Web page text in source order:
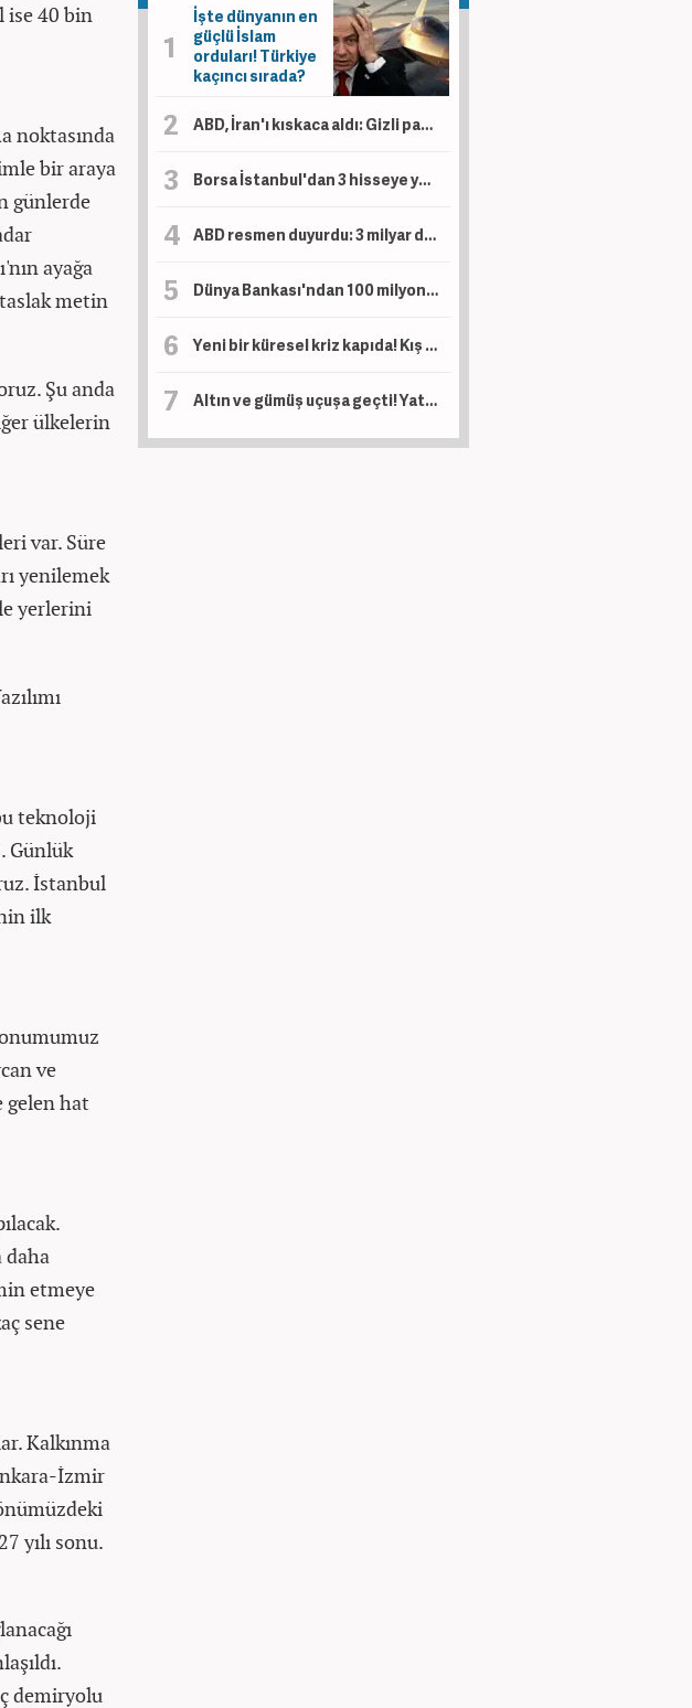
ise 40 bin
noktasında
bir araya
günlerde
ayağa
taslak metin
Şu anda
ülkelerin
var. Süre
yenilemek
yerlerini
teknoloji
Günlük
İstanbul
ilk
ve
gelen hat
daha
etmeye
sene
Kalkınma
İzmir
yılı sonu.
demiryolu
İşte dünyanın en
güçlü İslam
orduları! Türkiye
kaçıncı sırada?
ABD, İran'ı kıskaca aldı: Gizli para ağı deşifre oldu!
Borsa İstanbul'dan 3 hisseye yeni tedbir kararı
ABD resmen duyurdu: 3 milyar dolar yatırım yapacaklar!
Dünya Bankası'ndan 100 milyon dolarlık hibe! Artık eskisi gibi olmayacak
Yeni bir küresel kriz kapıda! Kış sezonunda patlama yapabilir...
Altın ve gümüş uçuşa geçti! Yatırımcılar dikkat